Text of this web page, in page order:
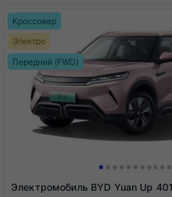
Кроссовер
Электро
Передний (FWD)
Электромобиль BYD Yuan Up